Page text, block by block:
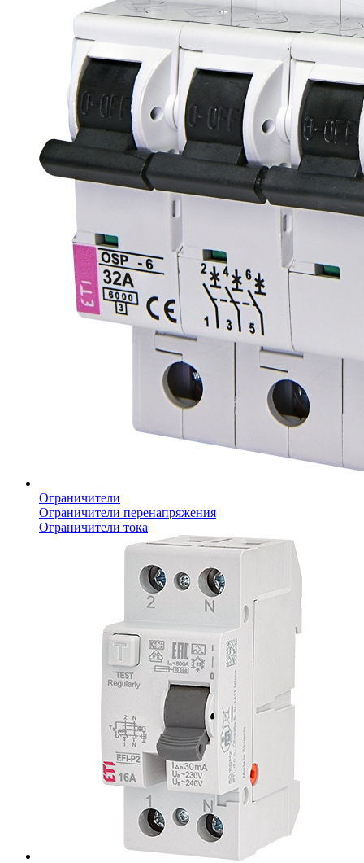
Ограничители
Ограничители перенапряжения
Ограничители тока